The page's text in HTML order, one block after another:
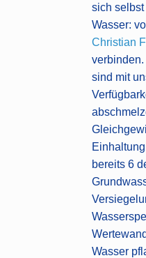
sich
Wasser:
Christian
sind mit
bereits 6
Wasser